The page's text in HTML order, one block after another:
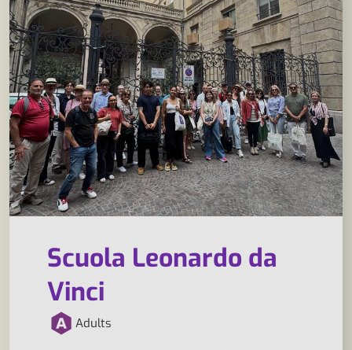
Scuola Leonardo da
Vinci
Adults